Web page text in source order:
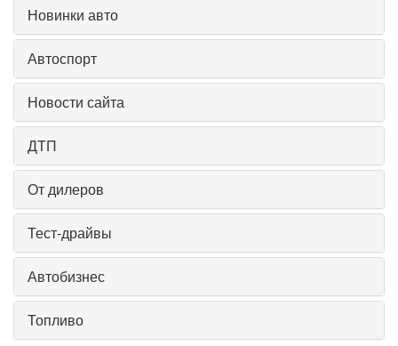
Новинки авто
Автоспорт
Новости сайта
ДТП
От дилеров
Тест-драйвы
Автобизнес
Топливо